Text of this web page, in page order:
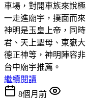
車場，對開車族來說極
一走進廟宇，撲面而
神明是玉皇上帝，同
君、天上聖母、東嶽
德正神等，神明陣容
台中廟宇推薦。
繼續閱讀
8個月前